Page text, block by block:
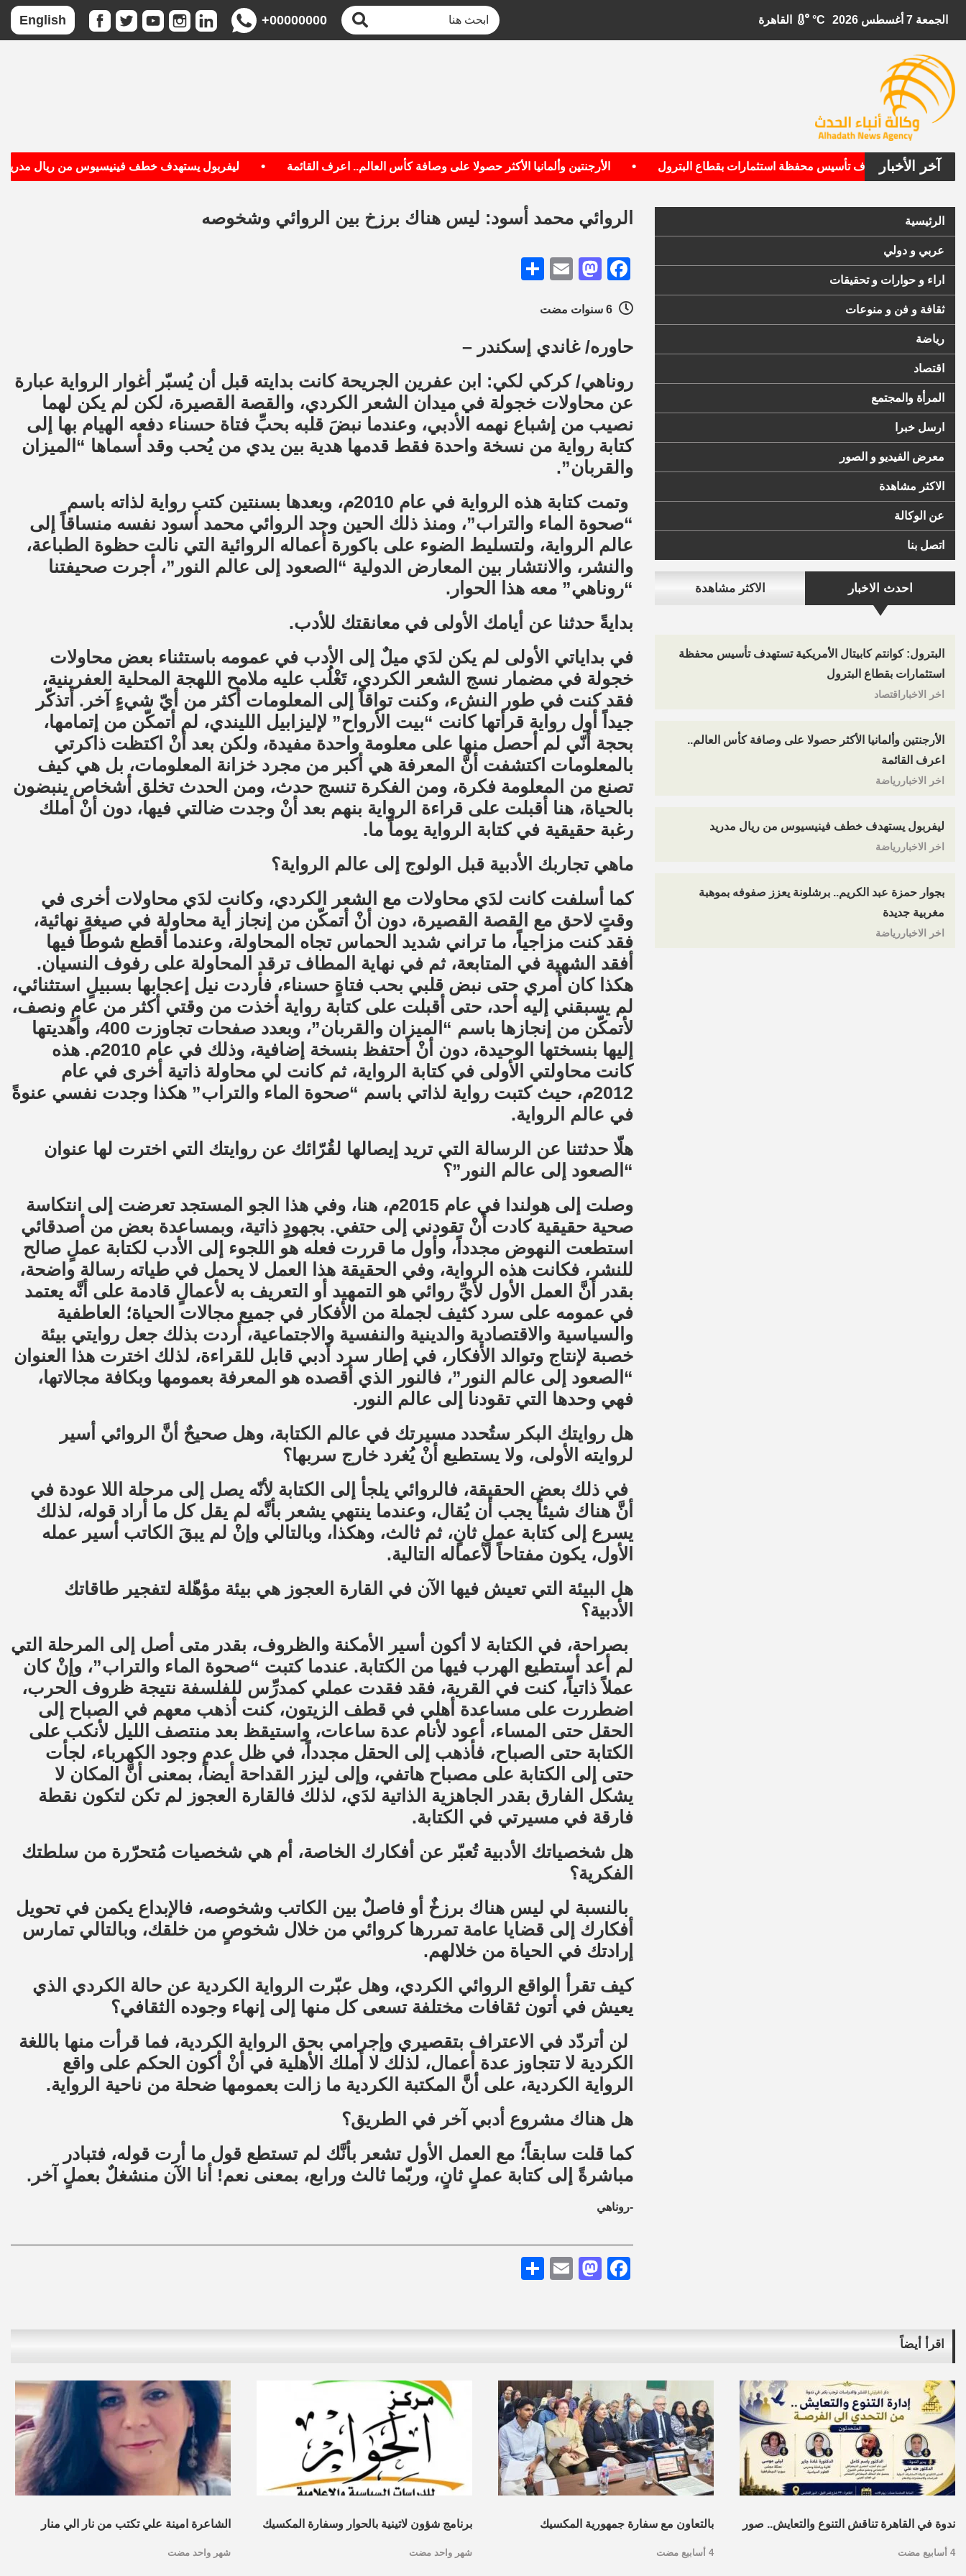
الجمعة 7 أغسطس 2026 °C
+00000000
English
آخر الأخبار
الأمريكية تستهدف تأسيس محفظة استثمارات بقطاع البترول • الأرجنتين وألمانيا الأكثر حصولا على وصافة كأس العالم.. اعرف القائمة • ليفربول يستهدف خطف فينيسيوس من ريال مدريد
الرئيسية
عربي و دولي
اراء و حوارات و تحقيقات
ثقافة و فن و منوعات
رياضة
اقتصاد
المرأة والمجتمع
ارسل خبرا
معرض الفيديو و الصور
الاكثر مشاهدة
عن الوكالة
اتصل بنا
احدث الاخبار الاكثر مشاهدة
البترول: كوانتم كابيتال الأمريكية تستهدف تأسيس محفظة
استثمارات بقطاع البترول
اخر الاخباراقتصاد
الأرجنتين وألمانيا الأكثر حصولا على وصافة كأس العالم..
اعرف القائمة
اخر الاخباررياضة
ليفربول يستهدف خطف فينيسيوس من ريال مدريد
اخر الاخباررياضة
بجوار حمزة عبد الكريم.. برشلونة يعزز صفوفه بموهبة
مغربية جديدة
اخر الاخباررياضة
الروائي محمد أسود: ليس هناك برزخ بين الروائي وشخوصه
Facebook
Mastodon
Email
حاوره/ غاندي إسكندر –
روناهي/ كركي لكي: ابن عفرين الجريحة كانت بدايته قبل أن يُسبّر أغوار الرواية عبارة
عن محاولات خجولة في ميدان الشعر الكردي، والقصة القصيرة، لكن لم يكن لهما
نصيب من إشباع نهمه الأدبي، وعندما نبضَ قلبه بحبِّ فتاة حسناء دفعه الهيام بها إلى
كتابة رواية من نسخة واحدة فقط قدمها هدية بين يدي من يُحب وقد أسماها “الميزان
والقربان”.
وتمت كتابة هذه الرواية في عام 2010م، وبعدها بسنتين كتب رواية لذاته باسم
“صحوة الماء والتراب”، ومنذ ذلك الحين وجد الروائي محمد أسود نفسه منساقاً إلى
عالم الرواية، ولتسليط الضوء على باكورة أعماله الروائية التي نالت حظوة الطباعة،
والنشر، والانتشار بين المعارض الدولية “الصعود إلى عالم النور”، أجرت صحيفتنا
“روناهي” معه هذا الحوار.
بدايةً حدثنا عن أيامك الأولى في معانقتك للأدب.
في بداياتي الأولى لم يكن لدَي ميلٌ إلى الأدب في عمومه باستثناء بعض محاولات
خجولة في مضمار نسج الشعر الكردي، تَغْلُب عليه ملامح اللهجة المحلية العفرينية،
فقد كنت في طور النشء، وكنت تواقاً إلى المعلومات أكثر من أيّ شيءٍ آخر. أتذكّر
جيداً أول رواية قرأتها كانت “بيت الأرواح” لإليزابيل الليندي، لم أتمكّن من إتمامها،
بحجة أنّي لم أحصل منها على معلومة واحدة مفيدة، ولكن بعد أنْ اكتظت ذاكرتي
بالمعلومات اكتشفت أنَّ المعرفة هي أكبر من مجرد خزانة المعلومات، بل هي كيف
تصنع من المعلومة فكرة، ومن الفكرة تنسج حدث، ومن الحدث تخلق أشخاص ينبضون
بالحياة، هنا أقبلت على قراءة الرواية بنهم بعد أنْ وجدت ضالتي فيها، دون أنْ أملك
رغبة حقيقية في كتابة الرواية يوماً ما.
ماهي تجاربك الأدبية قبل الولوج إلى عالم الرواية؟
كما أسلفت كانت لدَي محاولات مع الشعر الكردي، وكانت لدَي محاولات أخرى في
وقتٍ لاحق مع القصة القصيرة، دون أنْ أتمكّن من إنجاز أية محاولة في صيغةٍ نهائية،
فقد كنت مزاجياً، ما تراني شديد الحماس تجاه المحاولة، وعندما أقطع شوطاً فيها
أفقد الشهية في المتابعة، ثم في نهاية المطاف ترقد المحاولة على رفوف النسيان.
هكذا كان أمري حتى نبض قلبي بحب فتاةٍ حسناء، فأردت نيل إعجابها بسبيلٍ استثنائي،
لم يسبقني إليه أحد، حتى أقبلت على كتابة رواية أخذت من وقتي أكثر من عامٍ ونصف،
لأتمكّن من إنجازها باسم “الميزان والقربان”، وبعدد صفحات تجاوزت 400، وأهديتها
إليها بنسختها الوحيدة، دون أنْ أحتفظ بنسخة إضافية، وذلك في عام 2010م. هذه
كانت محاولتي الأولى في كتابة الرواية، ثم كانت لي محاولة ذاتية أخرى في عام
2012م، حيث كتبت رواية لذاتي باسم “صحوة الماء والتراب” هكذا وجدت نفسي عنوةً
في عالم الرواية.
هلّا حدثتنا عن الرسالة التي تريد إيصالها لقُرّائك عن روايتك التي اخترت لها عنوان
“الصعود إلى عالم النور”؟
وصلت إلى هولندا في عام 2015م، هنا، وفي هذا الجو المستجد تعرضت إلى انتكاسة
صحية حقيقية كادت أنْ تقودني إلى حتفي. بجهودٍ ذاتية، وبمساعدة بعض من أصدقائي
استطعت النهوض مجدداً، وأول ما قررت فعله هو اللجوء إلى الأدب لكتابة عملٍ صالح
للنشر، فكانت هذه الرواية، وفي الحقيقة هذا العمل لا يحمل في طياته رسالة واضحة،
بقدر أنَّ العمل الأول لأيِّ روائي هو التمهيد أو التعريف به لأعمالٍ قادمة على أنَّه يعتمد
في عمومه على سرد كثيف لجملة من الأفكار في جميع مجالات الحياة؛ العاطفية
والسياسية والاقتصادية والدينية والنفسية والاجتماعية، أردت بذلك جعل روايتي بيئة
خصبة لإنتاج وتوالد الأفكار، في إطار سرد أدبي قابل للقراءة، لذلك اخترت هذا العنوان
“الصعود إلى عالم النور”، فالنور الذي أقصده هو المعرفة بعمومها وبكافة مجالاتها،
فهي وحدها التي تقودنا إلى عالم النور.
هل روايتك البكر ستُحدد مسيرتك في عالم الكتابة، وهل صحيحٌ أنَّ الروائي أسير
لروايته الأولى، ولا يستطيع أنْ يُغرد خارج سربها؟
في ذلك بعض الحقيقة، فالروائي يلجأ إلى الكتابة لأنّه يصل إلى مرحلة اللا عودة في
أنَّ هناك شيئاً يجب أن يُقال، وعندما ينتهي يشعر بأنَّه لم يقل كل ما أراد قوله، لذلك
يسرع إلى كتابة عملٍ ثانٍ، ثم ثالث، وهكذا، وبالتالي وإنْ لم يبقَ الكاتب أسير عمله
الأول، يكون مفتاحاً لأعماله التالية.
هل البيئة التي تعيش فيها الآن في القارة العجوز هي بيئة مؤهّلة لتفجير طاقاتك
الأدبية؟
بصراحة، في الكتابة لا أكون أسير الأمكنة والظروف، بقدر متى أصل إلى المرحلة التي
لم أعد أستطيع الهرب فيها من الكتابة. عندما كتبت “صحوة الماء والتراب”، وإنْ كان
عملاً ذاتياً، كنت في القرية، فقد فقدت عملي كمدرِّس للفلسفة نتيجة ظروف الحرب،
اضطررت على مساعدة أهلي في قطف الزيتون، كنت أذهب معهم في الصباح إلى
الحقل حتى المساء، أعود لأنام عدة ساعات، واستيقظ بعد منتصف الليل لأنكب على
الكتابة حتى الصباح، فأذهب إلى الحقل مجدداً، في ظل عدم وجود الكهرباء، لجأت
حتى إلى الكتابة على مصباح هاتفي، وإلى ليزر القداحة أيضاً، بمعنى أنَّ المكان لا
يشكل الفارق بقدر الجاهزية الذاتية لدَي، لذلك فالقارة العجوز لم تكن لتكون نقطة
فارقة في مسيرتي في الكتابة.
هل شخصياتك الأدبية تُعبّر عن أفكارك الخاصة، أم هي شخصيات مُتحرّرة من سلطتك
الفكرية؟
بالنسبة لي ليس هناك برزخٌ أو فاصلٌ بين الكاتب وشخوصه، فالإبداع يكمن في تحويل
أفكارك إلى قضايا عامة تمررها كروائي من خلال شخوصٍ من خلقك، وبالتالي تمارس
إرادتك في الحياة من خلالهم.
كيف تقرأ الواقع الروائي الكردي، وهل عبّرت الرواية الكردية عن حالة الكردي الذي
يعيش في أتون ثقافات مختلفة تسعى كل منها إلى إنهاء وجوده الثقافي؟
لن أتردّد في الاعتراف بتقصيري وإجرامي بحق الرواية الكردية، فما قرأت منها باللغة
الكردية لا تتجاوز عدة أعمال، لذلك لا أملك الأهلية في أنْ أكون الحكم على واقع
الرواية الكردية، على أنَّ المكتبة الكردية ما زالت بعمومها ضحلة من ناحية الرواية.
هل هناك مشروع أدبي آخر في الطريق؟
كما قلت سابقاً؛ مع العمل الأول تشعر بأنَّك لم تستطع قول ما أرت قوله، فتبادر
مباشرةً إلى كتابة عملٍ ثانٍ، وربّما ثالث ورابع، بمعنى نعم! أنا الآن منشغلٌ بعملٍ آخر.
-روناهي
Facebook
Mastodon
Email
اقرأ أيضاً
ندوة في القاهرة تناقش التنوع والتعايش.. صور
4 أسابيع مضت
بالتعاون مع سفارة جمهورية المكسيك
4 أسابيع مضت
برنامج شؤون لاتينية بالحوار وسفارة المكسيك
شهر واحد مضت
الشاعرة امينة علي تكتب من نار الي منار
شهر واحد مضت